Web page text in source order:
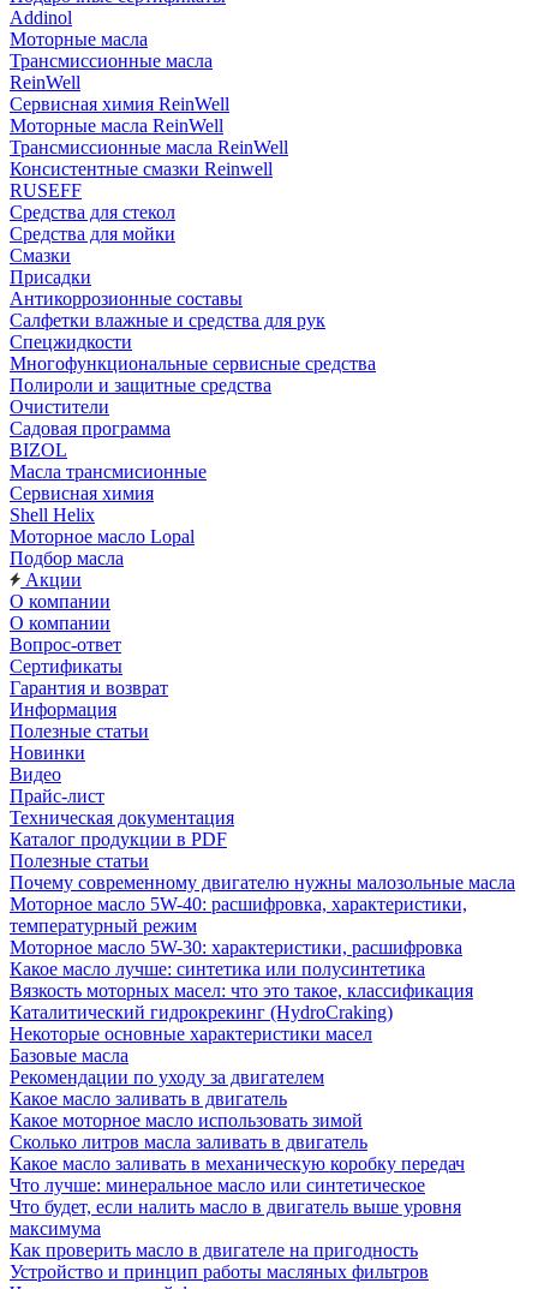
Addinol
Моторные масла
Трансмиссионные масла
ReinWell
Сервисная химия ReinWell
Моторные масла ReinWell
Трансмиссионные масла ReinWell
Консистентные смазки Reinwell
RUSEFF
Средства для стекол
Средства для мойки
Смазки
Присадки
Антикоррозионные составы
Салфетки влажные и средства для рук
Спецжидкости
Многофункциональные сервисные средства
Полироли и защитные средства
Очистители
Садовая программа
BIZOL
Масла трансмисионные
Сервисная химия
Shell Helix
Моторное масло Lopal
Подбор масла
Акции
О компании
О компании
Вопрос-ответ
Сертификаты
Гарантия и возврат
Информация
Полезные статьи
Новинки
Видео
Прайс-лист
Техническая документация
Каталог продукции в PDF
Полезные статьи
Почему современному двигателю нужны малозольные масла
Моторное масло 5W-40: расшифровка, характеристики,
температурный режим
Моторное масло 5W-30: характеристики, расшифровка
Какое масло лучше: синтетика или полусинтетика
Вязкость моторных масел: что это такое, классификация
Каталитический гидрокрекинг (НydroСraking)
Некоторые основные характеристики масел
Базовые масла
Рекомендации по уходу за двигателем
Какое масло заливать в двигатель
Какое моторное масло использовать зимой
Сколько литров масла заливать в двигатель
Какое масло заливать в механическую коробку передач
Что лучше: минеральное масло или синтетическое
Что будет, если налить масло в двигатель выше уровня
максимума
Как проверить масло в двигателе на пригодность
Устройство и принцип работы масляных фильтров